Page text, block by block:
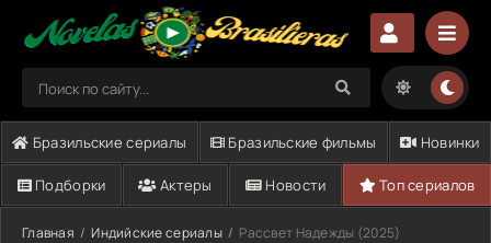
Бразильские сериалы Бразильские фильмы Новинки
Подборки Актеры Новости Топ сериалов
Главная Индийские сериалы Рассвет Надежды (2025)